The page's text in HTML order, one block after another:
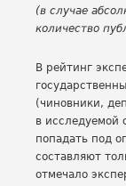
(в случае
количество
В рейтинг
(чиновники,
в исследуемой
попадать под
составляют
отмечало